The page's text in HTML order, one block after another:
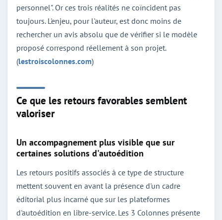
personnel". Or ces trois réalités ne coïncident pas
toujours. L'enjeu, pour l'auteur, est donc moins de
rechercher un avis absolu que de vérifier si le modèle
proposé correspond réellement à son projet.
(lestroiscolonnes.com)
Ce que les retours favorables semblent
valoriser
Un accompagnement plus visible que sur
certaines solutions d'autoédition
Les retours positifs associés à ce type de structure
mettent souvent en avant la présence d'un cadre
éditorial plus incarné que sur les plateformes
d'autoédition en libre-service. Les 3 Colonnes présente